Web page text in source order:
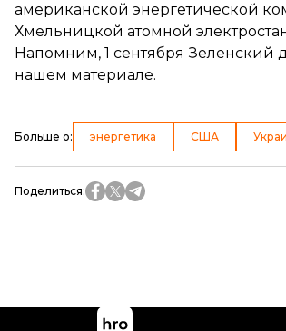
американской энергетической
Хмельницкой атомной
Напомним, 1 сентября Зеленский
нашем материале.
Больше о: энергетика США
Поделиться: